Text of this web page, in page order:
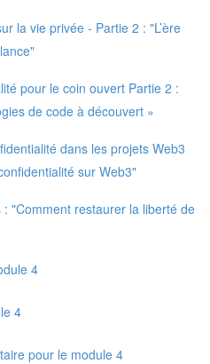
la vie privée - Partie 2 : "L’ère
pour le coin ouvert Partie 2 :
de code à découvert »
dans les projets Web3
sur Web3"
"Comment restaurer la liberté de
4
4
pour le module 4